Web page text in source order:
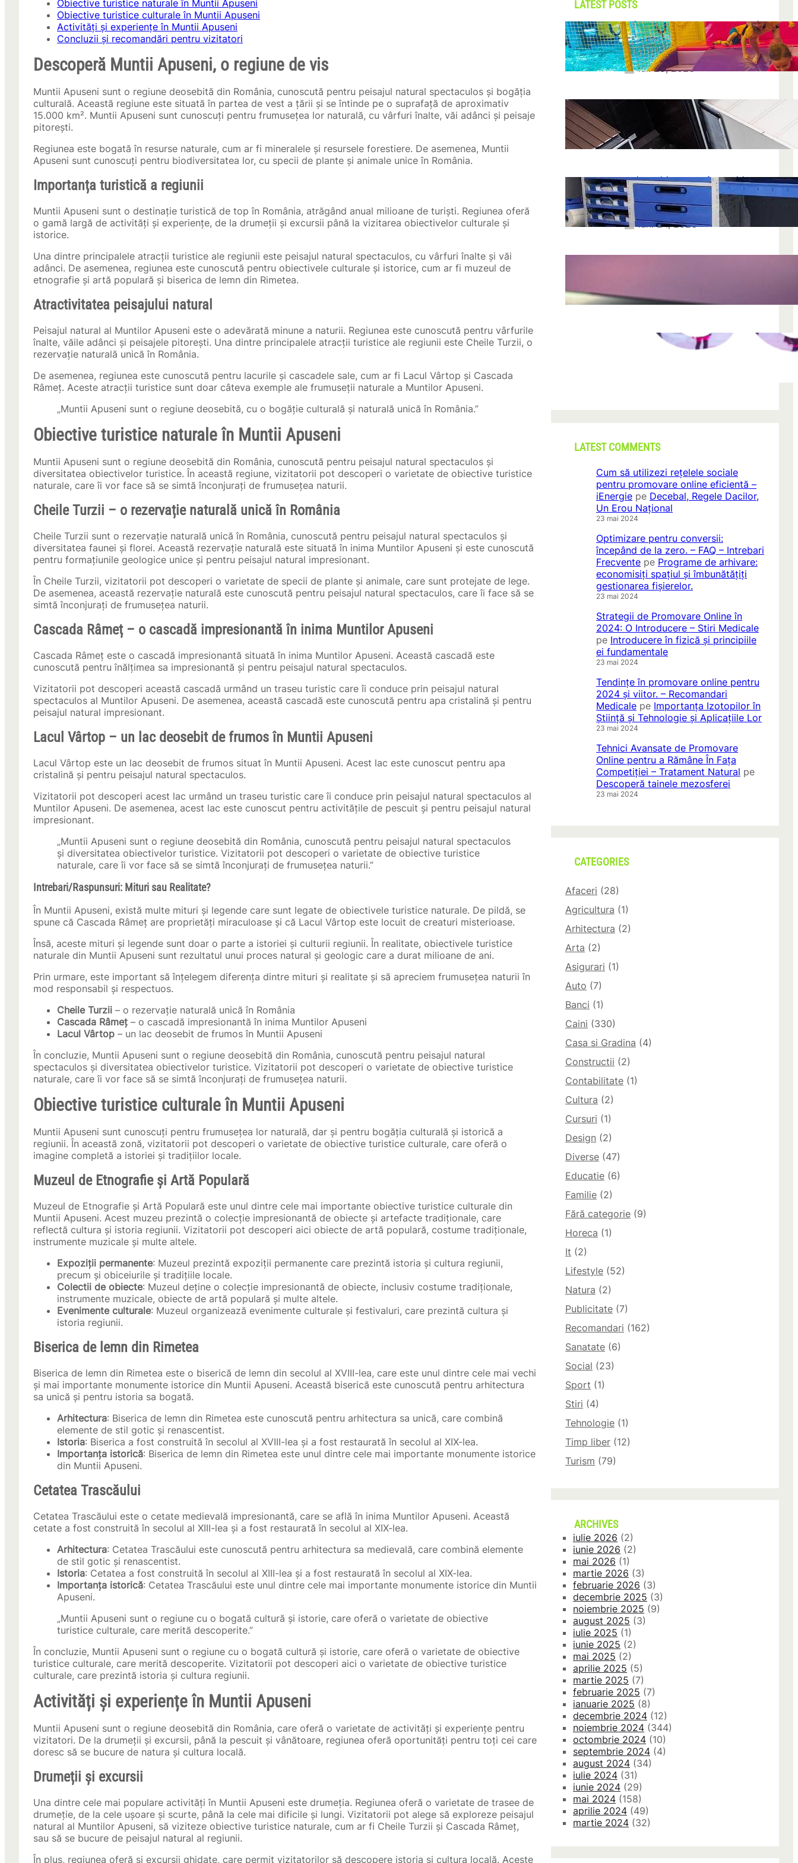
Obiective turistice naturale în Muntii Apuseni
Obiective turistice culturale în Muntii Apuseni
Activități și experiențe în Muntii Apuseni
Concluzii și recomandări pentru vizitatori
Descoperă Muntii Apuseni, o regiune de vis
Muntii Apuseni sunt o regiune deosebită din România, cunoscută pentru peisajul natural spectaculos și bogăția
culturală. Această regiune este situată în partea de vest a țării și se întinde pe o suprafață de aproximativ
15.000 km². Muntii Apuseni sunt cunoscuți pentru frumusețea lor naturală, cu vârfuri înalte, văi adânci și peisaje
pitorești.
Regiunea este bogată în resurse naturale, cum ar fi mineralele și resursele forestiere. De asemenea, Muntii
Apuseni sunt cunoscuți pentru biodiversitatea lor, cu specii de plante și animale unice în România.
Importanța turistică a regiunii
Muntii Apuseni sunt o destinație turistică de top în România, atrăgând anual milioane de turiști. Regiunea oferă
o gamă largă de activități și experiențe, de la drumeții și excursii până la vizitarea obiectivelor culturale și
istorice.
Una dintre principalele atracții turistice ale regiunii este peisajul natural spectaculos, cu vârfuri înalte și văi
adânci. De asemenea, regiunea este cunoscută pentru obiectivele culturale și istorice, cum ar fi muzeul de
etnografie și artă populară și biserica de lemn din Rimetea.
Atractivitatea peisajului natural
Peisajul natural al Muntilor Apuseni este o adevărată minune a naturii. Regiunea este cunoscută pentru vârfurile
înalte, văile adânci și peisajele pitorești. Una dintre principalele atracții turistice ale regiunii este Cheile Turzii, o
rezervație naturală unică în România.
De asemenea, regiunea este cunoscută pentru lacurile și cascadele sale, cum ar fi Lacul Vârtop și Cascada
Râmeț. Aceste atracții turistice sunt doar câteva exemple ale frumuseții naturale a Muntilor Apuseni.
„Muntii Apuseni sunt o regiune deosebită, cu o bogăție culturală și naturală unică în România.”
Obiective turistice naturale în Muntii Apuseni
Muntii Apuseni sunt o regiune deosebită din România, cunoscută pentru peisajul natural spectaculos și
diversitatea obiectivelor turistice. În această regiune, vizitatorii pot descoperi o varietate de obiective turistice
naturale, care îi vor face să se simtă înconjurați de frumusețea naturii.
Cheile Turzii – o rezervație naturală unică în România
Cheile Turzii sunt o rezervație naturală unică în România, cunoscută pentru peisajul natural spectaculos și
diversitatea faunei și florei. Această rezervație naturală este situată în inima Muntilor Apuseni și este cunoscută
pentru formațiunile geologice unice și pentru peisajul natural impresionant.
În Cheile Turzii, vizitatorii pot descoperi o varietate de specii de plante și animale, care sunt protejate de lege.
De asemenea, această rezervație naturală este cunoscută pentru peisajul natural spectaculos, care îi face să se
simtă înconjurați de frumusețea naturii.
Cascada Râmeț – o cascadă impresionantă în inima Muntilor Apuseni
Cascada Râmeț este o cascadă impresionantă situată în inima Muntilor Apuseni. Această cascadă este
cunoscută pentru înălțimea sa impresionantă și pentru peisajul natural spectaculos.
Vizitatorii pot descoperi această cascadă urmând un traseu turistic care îi conduce prin peisajul natural
spectaculos al Muntilor Apuseni. De asemenea, această cascadă este cunoscută pentru apa cristalină și pentru
peisajul natural impresionant.
Lacul Vârtop – un lac deosebit de frumos în Muntii Apuseni
Lacul Vârtop este un lac deosebit de frumos situat în Muntii Apuseni. Acest lac este cunoscut pentru apa
cristalină și pentru peisajul natural spectaculos.
Vizitatorii pot descoperi acest lac urmând un traseu turistic care îi conduce prin peisajul natural spectaculos al
Muntilor Apuseni. De asemenea, acest lac este cunoscut pentru activitățile de pescuit și pentru peisajul natural
impresionant.
„Muntii Apuseni sunt o regiune deosebită din România, cunoscută pentru peisajul natural spectaculos
și diversitatea obiectivelor turistice. Vizitatorii pot descoperi o varietate de obiective turistice
naturale, care îi vor face să se simtă înconjurați de frumusețea naturii.”
Intrebari/Raspunsuri: Mituri sau Realitate?
În Muntii Apuseni, există multe mituri și legende care sunt legate de obiectivele turistice naturale. De pildă, se
spune că Cascada Râmeț are proprietăți miraculoase și că Lacul Vârtop este locuit de creaturi misterioase.
Însă, aceste mituri și legende sunt doar o parte a istoriei și culturii regiunii. În realitate, obiectivele turistice
naturale din Muntii Apuseni sunt rezultatul unui proces natural și geologic care a durat milioane de ani.
Prin urmare, este important să înțelegem diferența dintre mituri și realitate și să apreciem frumusețea naturii în
mod responsabil și respectuos.
Cheile Turzii – o rezervație naturală unică în România
Cascada Râmeț – o cascadă impresionantă în inima Muntilor Apuseni
Lacul Vârtop – un lac deosebit de frumos în Muntii Apuseni
În concluzie, Muntii Apuseni sunt o regiune deosebită din România, cunoscută pentru peisajul natural
spectaculos și diversitatea obiectivelor turistice. Vizitatorii pot descoperi o varietate de obiective turistice
naturale, care îi vor face să se simtă înconjurați de frumusețea naturii.
Obiective turistice culturale în Muntii Apuseni
Muntii Apuseni sunt cunoscuți pentru frumusețea lor naturală, dar și pentru bogăția culturală și istorică a
regiunii. În această zonă, vizitatorii pot descoperi o varietate de obiective turistice culturale, care oferă o
imagine completă a istoriei și tradițiilor locale.
Muzeul de Etnografie și Artă Populară
Muzeul de Etnografie și Artă Populară este unul dintre cele mai importante obiective turistice culturale din
Muntii Apuseni. Acest muzeu prezintă o colecție impresionantă de obiecte și artefacte tradiționale, care
reflectă cultura și istoria regiunii. Vizitatorii pot descoperi aici obiecte de artă populară, costume tradiționale,
instrumente muzicale și multe altele.
Expoziții permanente: Muzeul prezintă expoziții permanente care prezintă istoria și cultura regiunii,
precum și obiceiurile și tradițiile locale.
Colectii de obiecte: Muzeul deține o colecție impresionantă de obiecte, inclusiv costume tradiționale,
instrumente muzicale, obiecte de artă populară și multe altele.
Evenimente culturale: Muzeul organizează evenimente culturale și festivaluri, care prezintă cultura și
istoria regiunii.
Biserica de lemn din Rimetea
Biserica de lemn din Rimetea este o biserică de lemn din secolul al XVIII-lea, care este unul dintre cele mai vechi
și mai importante monumente istorice din Muntii Apuseni. Această biserică este cunoscută pentru arhitectura
sa unică și pentru istoria sa bogată.
Arhitectura: Biserica de lemn din Rimetea este cunoscută pentru arhitectura sa unică, care combină
elemente de stil gotic și renascentist.
Istoria: Biserica a fost construită în secolul al XVIII-lea și a fost restaurată în secolul al XIX-lea.
Importanța istorică: Biserica de lemn din Rimetea este unul dintre cele mai importante monumente istorice
din Muntii Apuseni.
Cetatea Trascăului
Cetatea Trascăului este o cetate medievală impresionantă, care se află în inima Muntilor Apuseni. Această
cetate a fost construită în secolul al XIII-lea și a fost restaurată în secolul al XIX-lea.
Arhitectura: Cetatea Trascăului este cunoscută pentru arhitectura sa medievală, care combină elemente
de stil gotic și renascentist.
Istoria: Cetatea a fost construită în secolul al XIII-lea și a fost restaurată în secolul al XIX-lea.
Importanța istorică: Cetatea Trascăului este unul dintre cele mai importante monumente istorice din Muntii
Apuseni.
„Muntii Apuseni sunt o regiune cu o bogată cultură și istorie, care oferă o varietate de obiective
turistice culturale, care merită descoperite.”
În concluzie, Muntii Apuseni sunt o regiune cu o bogată cultură și istorie, care oferă o varietate de obiective
turistice culturale, care merită descoperite. Vizitatorii pot descoperi aici o varietate de obiective turistice
culturale, care prezintă istoria și cultura regiunii.
Activități și experiențe în Muntii Apuseni
Muntii Apuseni sunt o regiune deosebită din România, care oferă o varietate de activități și experiențe pentru
vizitatori. De la drumeții și excursii, până la pescuit și vânătoare, regiunea oferă oportunități pentru toți cei care
doresc să se bucure de natura și cultura locală.
Drumeții și excursii
Una dintre cele mai populare activități în Muntii Apuseni este drumeția. Regiunea oferă o varietate de trasee de
drumeție, de la cele ușoare și scurte, până la cele mai dificile și lungi. Vizitatorii pot alege să exploreze peisajul
natural al Muntilor Apuseni, să viziteze obiective turistice naturale, cum ar fi Cheile Turzii și Cascada Râmeț,
sau să se bucure de peisajul natural al regiunii.
În plus, regiunea oferă și excursii ghidate, care permit vizitatorilor să descopere istoria și cultura locală. Aceste
LATEST POSTS
Soluții pentru părinții care vor să își vadă
copiii explorând în loc să stea pe
telefoane
iul. 25, 2026
Ce soluție de urmărire GPS este
recomandată pentru transport marfă
iul. 2, 2026
Atelier mobil: cum transformi o dubă
obișnuită într-un spațiu de lucru care
chiar funcționează
iun. 24, 2026
iun. 23, 2026
CONI FEST 2026 – o editie record prin
LATEST COMMENTS
Cum să utilizezi rețelele sociale
pentru promovare online eficientă –
iEnergie pe Decebal, Regele Dacilor,
Un Erou Național
23 mai 2024
Optimizare pentru conversii:
începând de la zero. – FAQ – Intrebari
Frecvente pe Programe de arhivare:
economisiți spațiul și îmbunătățiți
gestionarea fișierelor.
23 mai 2024
Strategii de Promovare Online în
2024: O Introducere – Stiri Medicale
pe Introducere în fizică și principiile
ei fundamentale
23 mai 2024
Tendințe în promovare online pentru
2024 și viitor. – Recomandari
Medicale pe Importanța Izotopilor în
Știință și Tehnologie și Aplicațiile Lor
23 mai 2024
Tehnici Avansate de Promovare
Online pentru a Rămâne În Fața
Competiției – Tratament Natural pe
Descoperă tainele mezosferei
23 mai 2024
CATEGORIES
Afaceri (28)
Agricultura (1)
Arhitectura (2)
Arta (2)
Asigurari (1)
Auto (7)
Banci (1)
Caini (330)
Casa si Gradina (4)
Constructii (2)
Contabilitate (1)
Cultura (2)
Cursuri (1)
Design (2)
Diverse (47)
Educatie (6)
Familie (2)
Fără categorie (9)
Horeca (1)
It (2)
Lifestyle (52)
Natura (2)
Publicitate (7)
Recomandari (162)
Sanatate (6)
Social (23)
Sport (1)
Stiri (4)
Tehnologie (1)
Timp liber (12)
Turism (79)
ARCHIVES
iulie 2026 (2)
iunie 2026 (2)
mai 2026 (1)
martie 2026 (3)
februarie 2026 (3)
decembrie 2025 (3)
noiembrie 2025 (9)
august 2025 (3)
iulie 2025 (1)
iunie 2025 (2)
mai 2025 (2)
aprilie 2025 (5)
martie 2025 (7)
februarie 2025 (7)
ianuarie 2025 (8)
decembrie 2024 (12)
noiembrie 2024 (344)
octombrie 2024 (10)
septembrie 2024 (4)
august 2024 (34)
iulie 2024 (31)
iunie 2024 (29)
mai 2024 (158)
aprilie 2024 (49)
martie 2024 (32)